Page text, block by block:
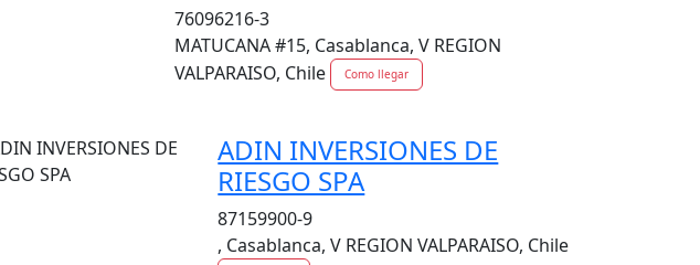
76096216-3
MATUCANA #15, Casablanca, V REGION
VALPARAISO, Chile
Como llegar
ADIN INVERSIONES DE
RIESGO SPA
87159900-9
, Casablanca, V REGION VALPARAISO, Chile